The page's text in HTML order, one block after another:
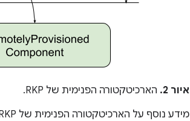
איור 2.
הארכיטקטורה הפנימית של RKP.
מידע נוסף על הארכיטקטורה הפנימית של RKP: